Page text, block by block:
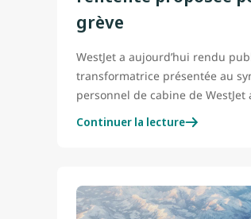
grève
WestJet a aujourd’hui rendu
transformatrice présentée au
personnel de cabine de WestJet
Continuer la lecture